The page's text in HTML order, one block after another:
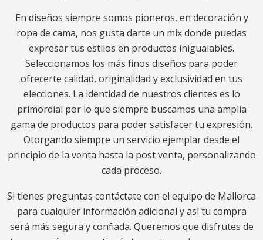
En diseños siempre somos pioneros, en decoración y
ropa de cama, nos gusta darte un mix donde puedas
expresar tus estilos en productos inigualables.
Seleccionamos los más finos diseños para poder
ofrecerte calidad, originalidad y exclusividad en tus
elecciones. La identidad de nuestros clientes es lo
primordial por lo que siempre buscamos una amplia
gama de productos para poder satisfacer tu expresión.
Otorgando siempre un servicio ejemplar desde el
principio de la venta hasta la post venta, personalizando
cada proceso.
Si tienes preguntas contáctate con el equipo de Mallorca
para cualquier información adicional y así tu compra
será más segura y confiada. Queremos que disfrutes de